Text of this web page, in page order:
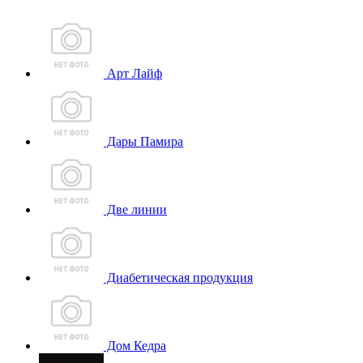
Арт Лайф
Дары Памира
Две линии
Диабетическая продукция
Дом Кедра